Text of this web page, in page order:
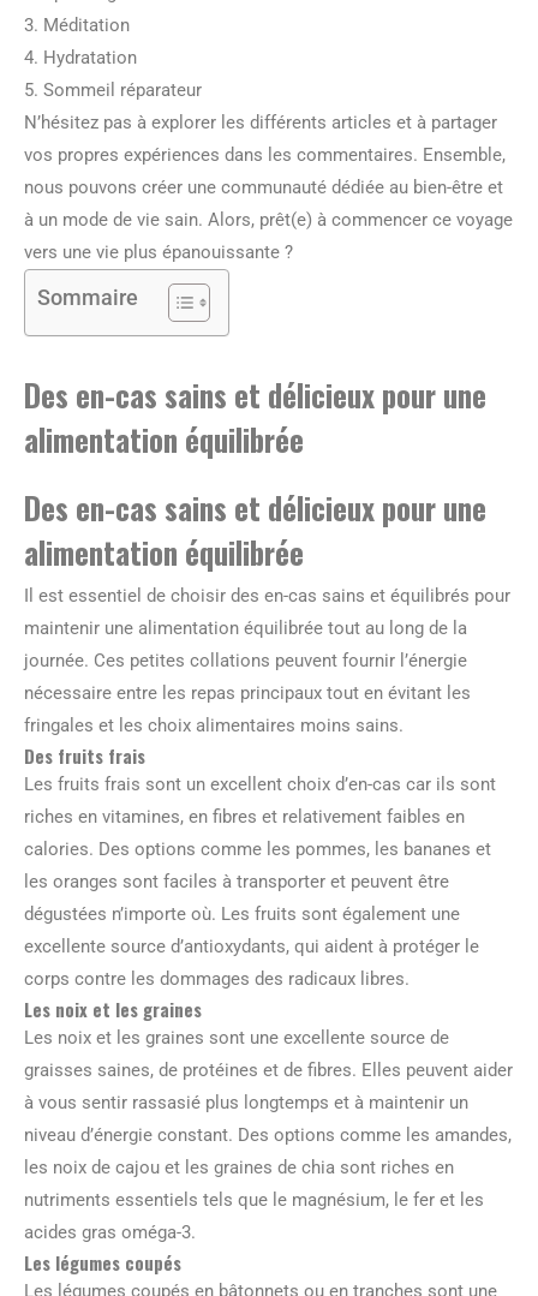
3. Méditation
4. Hydratation
5. Sommeil réparateur
N’hésitez pas à explorer les différents articles et à partager
vos propres expériences dans les commentaires. Ensemble,
nous pouvons créer une communauté dédiée au bien-être et
à un mode de vie sain. Alors, prêt(e) à commencer ce voyage
vers une vie plus épanouissante ?
Sommaire
Des en-cas sains et délicieux pour une
alimentation équilibrée
Des en-cas sains et délicieux pour une
alimentation équilibrée
Il est essentiel de choisir des en-cas sains et équilibrés pour
maintenir une alimentation équilibrée tout au long de la
journée. Ces petites collations peuvent fournir l’énergie
nécessaire entre les repas principaux tout en évitant les
fringales et les choix alimentaires moins sains.
Des fruits frais
Les fruits frais sont un excellent choix d’en-cas car ils sont
riches en vitamines, en fibres et relativement faibles en
calories. Des options comme les pommes, les bananes et
les oranges sont faciles à transporter et peuvent être
dégustées n’importe où. Les fruits sont également une
excellente source d’antioxydants, qui aident à protéger le
corps contre les dommages des radicaux libres.
Les noix et les graines
Les noix et les graines sont une excellente source de
graisses saines, de protéines et de fibres. Elles peuvent aider
à vous sentir rassasié plus longtemps et à maintenir un
niveau d’énergie constant. Des options comme les amandes,
les noix de cajou et les graines de chia sont riches en
nutriments essentiels tels que le magnésium, le fer et les
acides gras oméga-3.
Les légumes coupés
Les légumes coupés en bâtonnets ou en tranches sont une